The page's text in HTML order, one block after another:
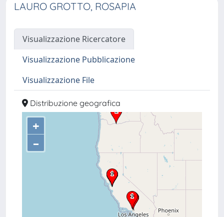
LAURO GROTTO, ROSAPIA
Visualizzazione Ricercatore
Visualizzazione Pubblicazione
Visualizzazione File
Distribuzione geografica
+
–